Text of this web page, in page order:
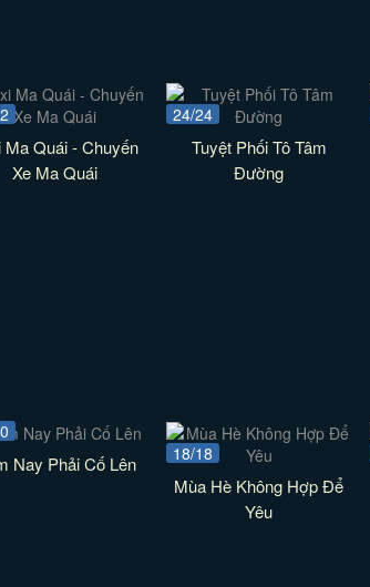
Ma Quái - Chuyến
Xe Ma Quái
24/24
Tuyệt Phối Tô Tâm
Đường
Nay Phải Cố Lên 18/18
Mùa Hè Không Hợp Để
Yêu